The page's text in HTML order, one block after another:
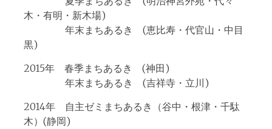
木・有明・新木場)
年末まちあるき (恵比寿・代官山・中目
黒)
2015年 春季まちあるき (神田)
年末まちあるき (吉祥寺・立川)
2014年 自主ゼミまちあるき（谷中・根津・千駄
木）(静岡)